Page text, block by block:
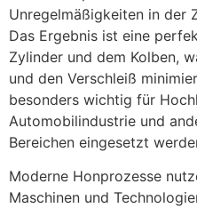
Unregelmäßigkeiten in der
Das Ergebnis ist eine
Zylinder und dem Kolben,
und den Verschleiß
besonders wichtig für
Automobilindustrie und
Bereichen eingesetzt
Moderne Honprozesse
Maschinen und